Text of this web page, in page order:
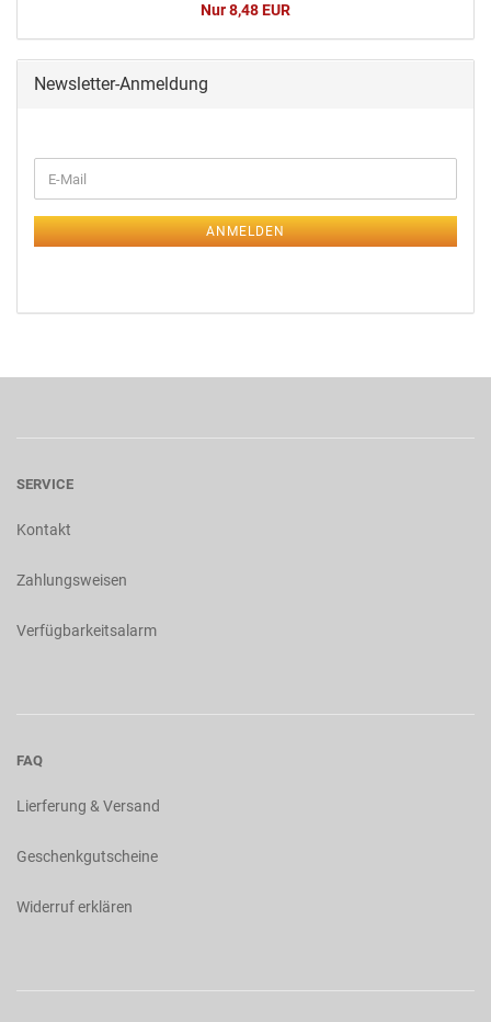
Nur 8,48 EUR
Newsletter-Anmeldung
ANMELDEN
SERVICE
Kontakt
Zahlungsweisen
Verfügbarkeitsalarm
FAQ
Lierferung & Versand
Geschenkgutscheine
Widerruf erklären